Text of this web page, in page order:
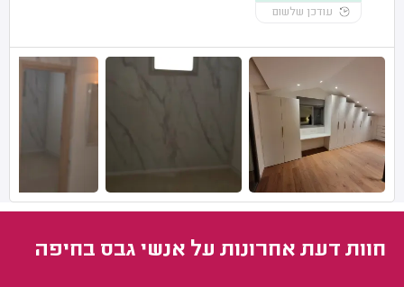
עודכן שלשום
חוות דעת אחרונות על אנשי גבס בחיפה